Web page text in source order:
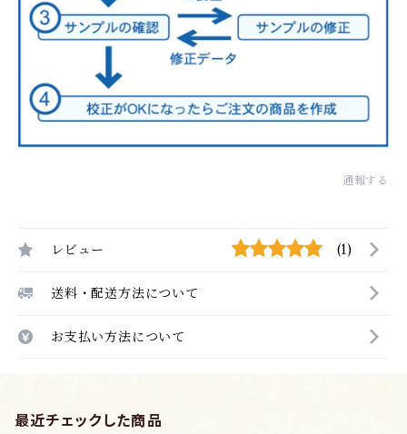
通報する
レビュー (1)
送料・配送方法について
お支払い方法について
最近チェックした商品